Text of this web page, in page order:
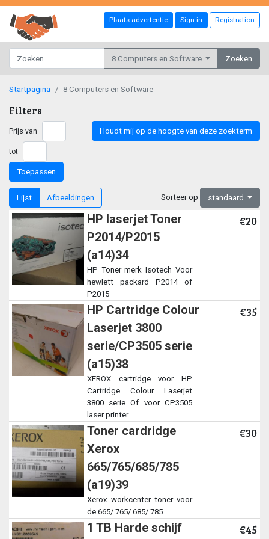
Plaats advertentie Sign in Registration
8 Computers en Software Zoeken
Startpagina 8 Computers en Software
Filters
Houdt mij op de hoogte van deze zoekterm
Prijs van
tot
Toepassen
Lijst Afbeeldingen Sorteer op standaard
HP laserjet Toner
P2014/P2015
(a14)34
€20
HP Toner merk Isotech Voor
hewlett packard P2014 of
P2015
HP Cartridge Colour
Laserjet 3800
serie/CP3505 serie
(a15)38
€35
XEROX cartridge voor HP
Cartridge Colour Laserjet
3800 serie Of voor CP3505
laser printer
Toner cardridge
Xerox
665/765/685/785
(a19)39
€30
Xerox workcenter toner voor
de 665/ 765/ 685/ 785
1 TB Harde schijf
€45